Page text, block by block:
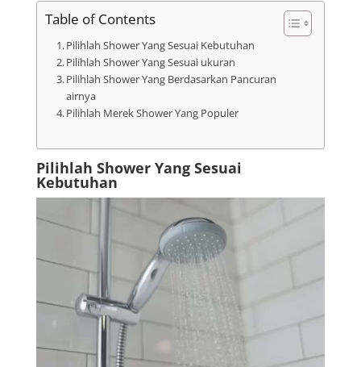
Table of Contents
Pilihlah Shower Yang Sesuai Kebutuhan
Pilihlah Shower Yang Sesuai ukuran
Pilihlah Shower Yang Berdasarkan Pancuran
airnya
Pilihlah Merek Shower Yang Populer
Pilihlah Shower Yang Sesuai
Kebutuhan